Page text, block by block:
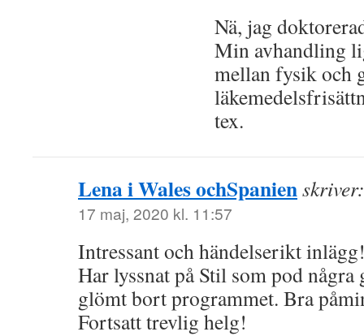
Nä, jag
Min avhandling
mellan fysik och
tex.
Lena i Wales ochSpanienskriver:
17 maj, 2020 kl. 11:57
Intressant och händelserikt
Har lyssnat på Stil som pod några
glömt bort programmet. Bra
Fortsatt trevlig helg!